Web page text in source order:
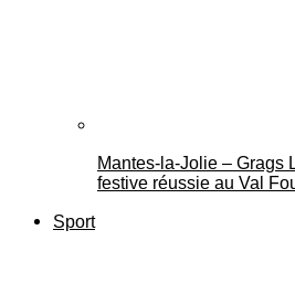
Mantes-la-Jolie – Grags
festive réussie au Val
Sport